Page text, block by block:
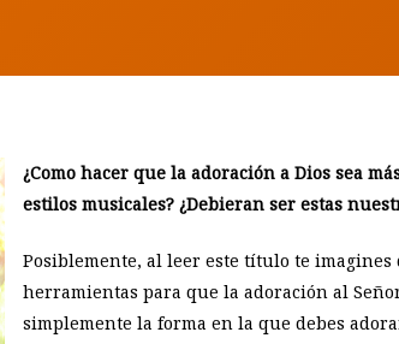
¿Como hacer que la adoración a Dios sea
estilos musicales? ¿Debieran ser estas
Posiblemente, al leer este título te
herramientas para que la adoración al
simplemente la forma en la que debes